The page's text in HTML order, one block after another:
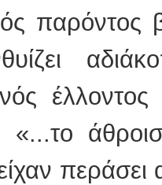
παρόντος
«...το
περάσει